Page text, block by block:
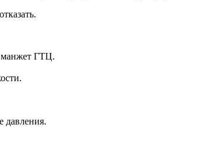
манжет ГТЦ.
давления.